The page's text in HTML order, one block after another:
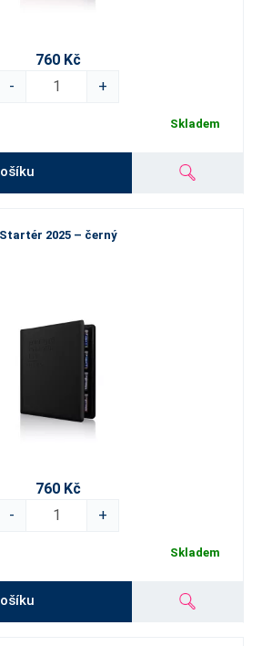
760 Kč
-
+
Skladem
Startér 2025 – černý
760 Kč
-
+
Skladem